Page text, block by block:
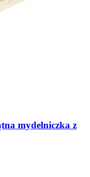
mydelniczka z